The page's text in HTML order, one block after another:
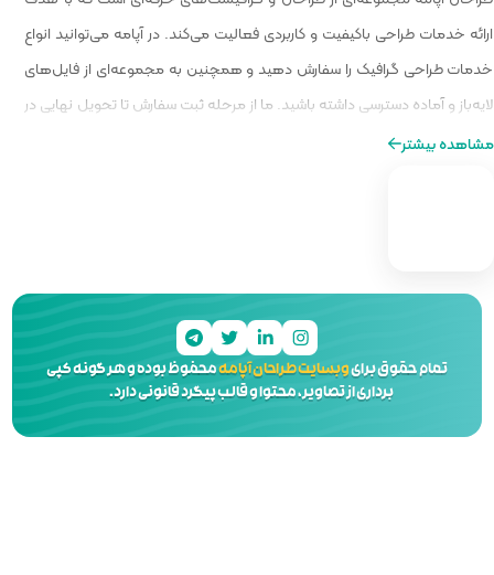
می‌کند. در آپامه می‌توانید انواع
همچنین به مجموعه‌ای از فایل‌های
مرحله ثبت سفارش تا تحویل نهایی در
از طراحی را برایتان فراهم کنیم.
محفوظ بوده و هر گونه کپی
و قالب پیگرد قانونی دارد.